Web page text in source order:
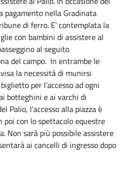
pagamento nella Gradinata
di ferro. E' contemplata la
con bambini di assistere al
al seguito
del campo. In entrambe le
la necessità di munirsi
per l’accesso ad ogni
botteghini e ai varchi di
Palio, l’accesso alla piazza è
poi con lo spettacolo equestre
Non sarà più possibile assistere
ai cancelli di ingresso dopo